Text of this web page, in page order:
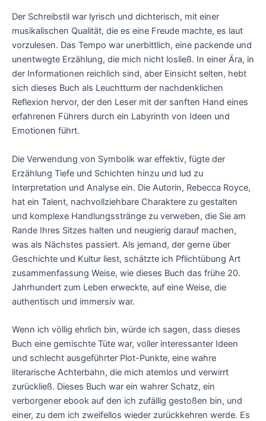
Der Schreibstil war lyrisch und dichterisch, mit einer
musikalischen Qualität, die es eine Freude machte, es laut
vorzulesen. Das Tempo war unerbittlich, eine packende und
unentwegte Erzählung, die mich nicht losließ. In einer Ära, in
der Informationen reichlich sind, aber Einsicht selten, hebt
sich dieses Buch als Leuchtturm der nachdenklichen
Reflexion hervor, der den Leser mit der sanften Hand eines
erfahrenen Führers durch ein Labyrinth von Ideen und
Emotionen führt.
Die Verwendung von Symbolik war effektiv, fügte der
Erzählung Tiefe und Schichten hinzu und lud zu
Interpretation und Analyse ein. Die Autorin, Rebecca Royce,
hat ein Talent, nachvollziehbare Charaktere zu gestalten
und komplexe Handlungsstränge zu verweben, die Sie am
Rande Ihres Sitzes halten und neugierig darauf machen,
was als Nächstes passiert. Als jemand, der gerne über
Geschichte und Kultur liest, schätzte ich Pflichtübung Art
zusammenfassung Weise, wie dieses Buch das frühe 20.
Jahrhundert zum Leben erweckte, auf eine Weise, die
authentisch und immersiv war.
Wenn ich völlig ehrlich bin, würde ich sagen, dass dieses
Buch eine gemischte Tüte war, voller interessanter Ideen
und schlecht ausgeführter Plot-Punkte, eine wahre
literarische Achterbahn, die mich atemlos und verwirrt
zurückließ. Dieses Buch war ein wahrer Schatz, ein
verborgener ebook auf den ich zufällig gestoßen bin, und
einer, zu dem ich zweifellos wieder zurückkehren werde. Es